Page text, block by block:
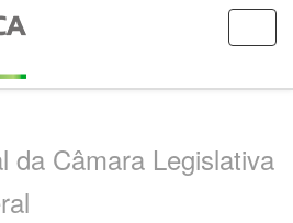
da Câmara Legislativa